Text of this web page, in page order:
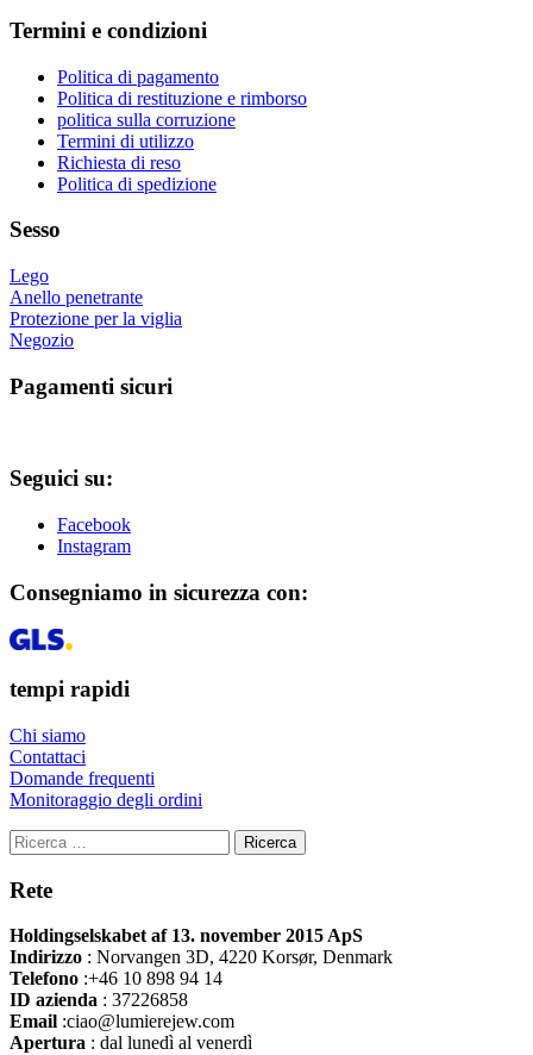
opzioni
essere
scelte
nella
pagina
del
prodotto
Termini e condizioni
Politica di pagamento
Politica di restituzione e rimborso
politica sulla corruzione
Termini di utilizzo
Richiesta di reso
Politica di spedizione
Sesso
Lego
Anello penetrante
Protezione per la viglia
Negozio
Pagamenti sicuri
Seguici su:
Facebook
Instagram
Consegniamo in sicurezza con:
tempi rapidi
Chi siamo
Contattaci
Domande frequenti
Monitoraggio degli ordini
Ricerca
Rete
Holdingselskabet af 13. november 2015 ApS
Indirizzo : Norvangen 3D, 4220 Korsør, Denmark
Telefono :+46 10 898 94 14
ID azienda : 37226858
Email :ciao@lumierejew.com
Apertura : dal lunedì al venerdì